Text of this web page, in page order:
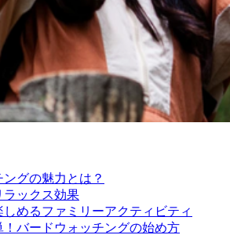
グの魅力とは？
ラックス効果
めるファミリーアクティビティ
バードウォッチングの始め方